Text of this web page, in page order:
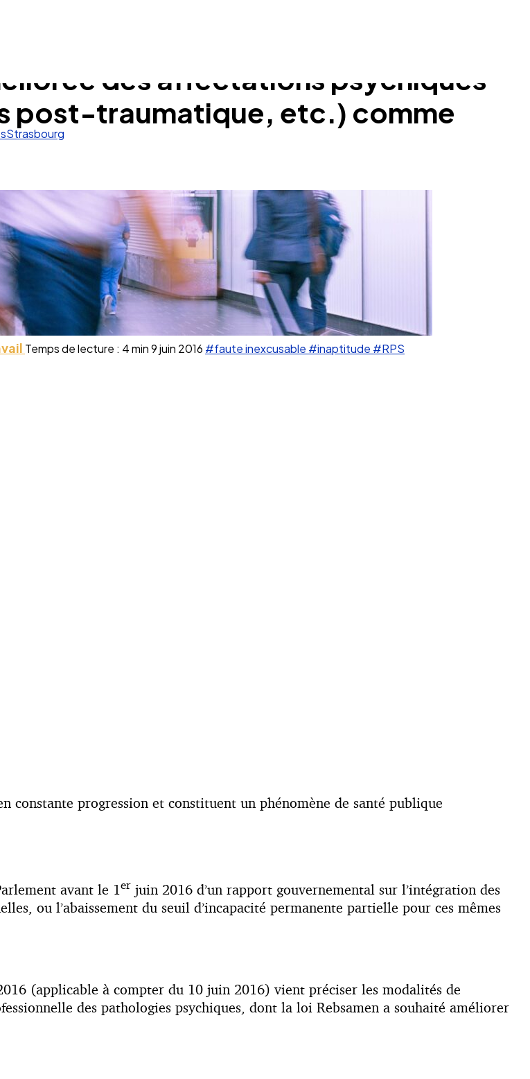
des affectations psychiques
post-traumatique, etc.) comme
Temps de lecture : 4 min9 juin 2016 #faute inexcusable #inaptitude #RPS
constante progression et constituent un phénomène de santé publique
avant le 1 er juin 2016 d’un rapport gouvernemental sur l’intégration des
ou l’abaissement du seuil d’incapacité permanente partielle pour ces mêmes
(applicable à compter du 10 juin 2016) vient préciser les modalités de
des pathologies psychiques, dont la loi Rebsamen a souhaité améliorer